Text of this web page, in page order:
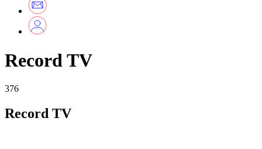
Record TV
376
Record TV